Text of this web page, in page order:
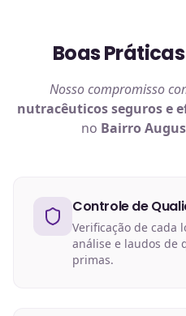
Boas
Nosso compromisso
nutracêuticosseguros e
no Bairro
Controle de
Verificação de cada
análise e laudos de
primas.